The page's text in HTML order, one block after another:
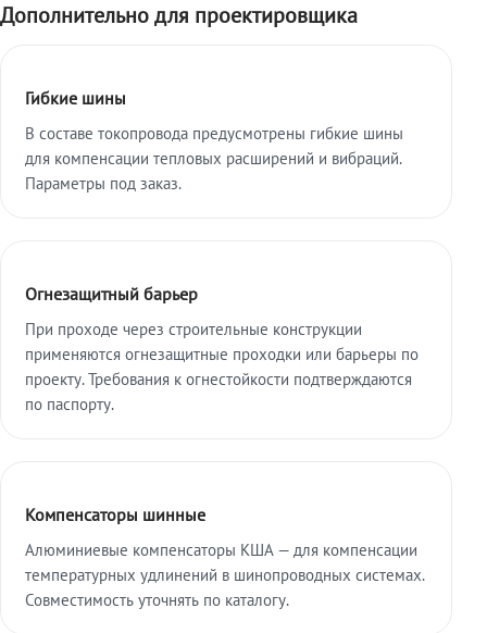
Дополнительно для проектировщика
Гибкие шины
В составе токопровода предусмотрены гибкие шины
для компенсации тепловых расширений и вибраций.
Параметры под заказ.
Огнезащитный барьер
При проходе через строительные конструкции
применяются огнезащитные проходки или барьеры по
проекту. Требования к огнестойкости подтверждаются
по паспорту.
Компенсаторы шинные
Алюминиевые компенсаторы КША — для компенсации
температурных удлинений в шинопроводных системах.
Совместимость уточнять по каталогу.